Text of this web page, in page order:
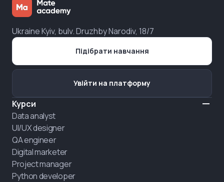
Ukraine Kyiv, bulv. Druzhby Narodiv, 18/7
Курси
Data analyst
UI/UX designer
QA engineer
Digital marketer
Project manager
Python developer
Підібрати навчання
Увійти на платформу